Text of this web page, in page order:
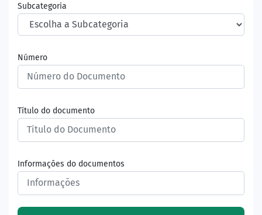
Subcategoria
Número
Título do documento
Informações do documentos